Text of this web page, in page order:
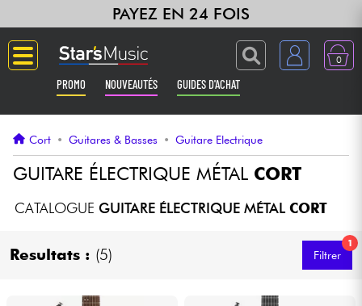
PAYEZ EN 24 FOIS
0
PROMO NOUVEAUTÉS GUIDES D'ACHAT
Guitares & Basses
Amplis & Effets
Claviers & Pianos
Synthés & Sampleurs
Cort • Guitares & Basses • Guitare Electrique
GUITARE ÉLECTRIQUE MÉTAL CORT
CATALOGUE GUITARE ÉLECTRIQUE MÉTAL CORT
Resultats : (5)
1
Filtrer